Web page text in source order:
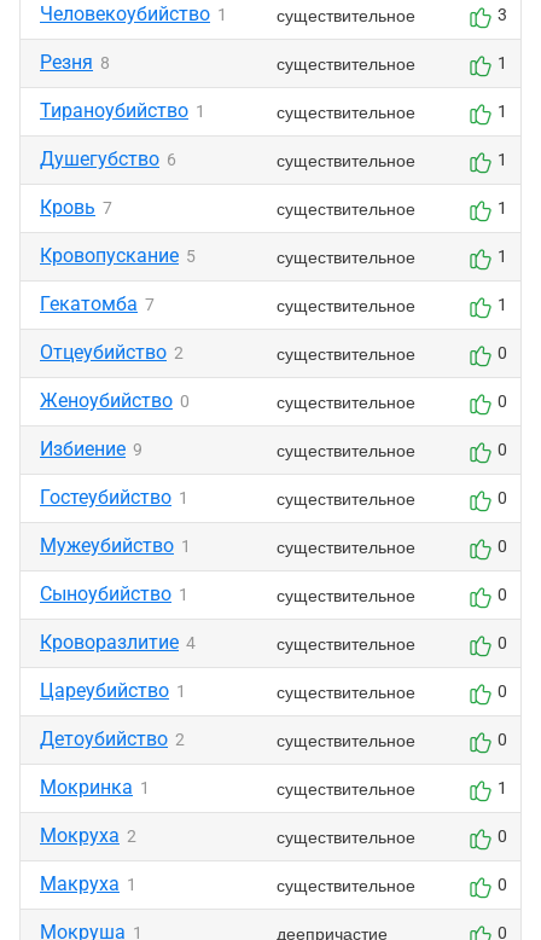
Человекоубийство 1 существительное 3
Резня 8 существительное 1
Тираноубийство 1 существительное 1
Душегубство 6 существительное 1
Кровь 7 существительное 1
Кровопускание 5 существительное 1
Гекатомба 7 существительное 1
Отцеубийство 2 существительное 0
Женоубийство 0 существительное 0
Избиение 9 существительное 0
Гостеубийство 1 существительное 0
Мужеубийство 1 существительное 0
Сыноубийство 1 существительное 0
Кроворазлитие 4 существительное 0
Цареубийство 1 существительное 0
Детоубийство 2 существительное 0
Мокринка 1 существительное 1
Мокруха 2 существительное 0
Макруха 1 существительное 0
Мокруша 1 деепричастие 0